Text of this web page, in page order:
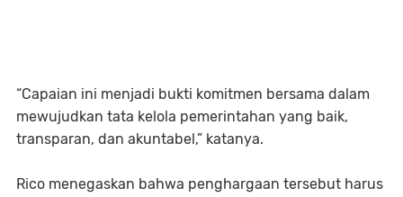
“Capaian ini menjadi bukti komitmen bersama dalam
mewujudkan tata kelola pemerintahan yang baik,
transparan, dan akuntabel,” katanya.
Rico menegaskan bahwa penghargaan tersebut harus